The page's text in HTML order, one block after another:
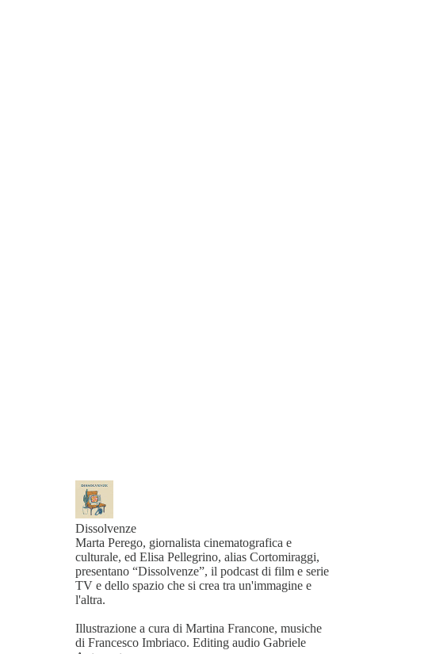
Dissolvenze
Marta Perego, giornalista cinematografica e
culturale, ed Elisa Pellegrino, alias Cortomiraggi,
presentano “Dissolvenze”, il podcast di film e serie
TV e dello spazio che si crea tra un'immagine e
l'altra.
Illustrazione a cura di Martina Francone, musiche
di Francesco Imbriaco. Editing audio Gabriele